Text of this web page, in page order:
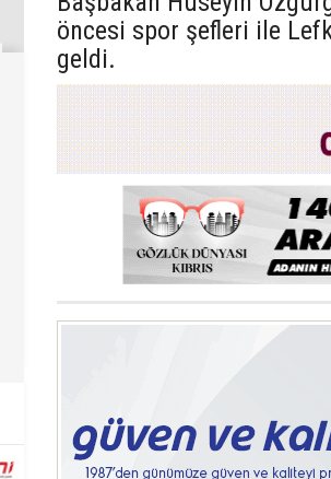
öncesi spor şefleri ile
geldi.